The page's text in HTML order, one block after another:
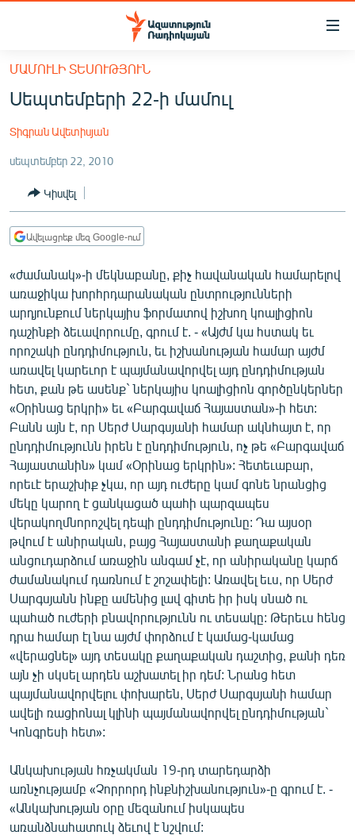
Մատչելիության
հիմնական
բովանդակությանը
հիմնական
մենյուին
ՀԱՅԱՍՏԱՆ
ՔԱՂԱՔԱԿԱՆ
ԸՆՏՐՈՒԹՅՈՒՆՆԵՐ 2026
ԻՐԱՎՈՒՆՔ
ՀԱՍԱՐԱԿՈՒԹՅՈՒՆ
ՂԱՐԱԲԱՂ
ՊԱՏԵՐԱԶՄԻ 6 ՇԱԲԱԹՆԵՐԸ
ՏԱՐԱԾԱՇՐՋԱՆ
ՄԻՋԱԶԳԱՅԻՆ
ՄՇԱԿՈՒՅԹ
ՍՊՈՐՏ
ՄԵԿՆԱԲԱՆՈՒԹՅՈՒՆ
ՏՏ ԵՒ ԻՆՏԵՐՆԵՏ
ԿՈՐՈՆԱՎԻՐՈՒՍ
ԱՐԽԻՎ
ՏԵՍԱՆՅՈՒԹԵՐ
ԲԱՆԱՎԵՃ
ՁԳՏԵԼՈՎ ԼԱՎԱԳՈՒՅՆԻՆ
ՓՈԴՔԱՍԹ
Հայերեն
English
ՀԵՏԵՎԵՔ ՄԵԶ
ՄԱՄՈՒԼԻ ՏԵՍՈՒԹՅՈՒՆ
Սեպտեմբերի 22-ի մամուլ
Տիգրան Ավետիսյան
սեպտեմբեր 22, 2010
Կիսվել
Ավելացրեք մեզ Google-ում
«ժամանակ»-ի մեկնաբանը, քիչ հավանական համարելով
առաջիկա խորհրդարանական ընտրությունների
արդյունքում ներկայիս ֆորմատով իշխող կոալիցիոն
դաշինքի ձեւավորումը, գրում է. - «Այժմ կա հստակ եւ
որոշակի ընդդիմություն, եւ իշխանության համար այժմ
առավել կարեւոր է պայմանավորվել այդ ընդդիմության
հետ, քան թե ասենք` ներկայիս կոալիցիոն գործընկերներ
«Օրինաց երկրի» եւ «Բարգավաճ Հայաստան»-ի հետ:
Բանն այն է, որ Սերժ Սարգսյանի համար ակնհայտ է, որ
ընդդիմությունն իրեն է ընդդիմություն, ոչ թե «Բարգավաճ
Հայաստանին» կամ «Օրինաց երկրին»: Հետեւաբար,
որեւէ երաշխիք չկա, որ այդ ուժերը կամ գոնե նրանցից
մեկը կարող է ցանկացած պահի պարզապես
վերակողմնորոշվել դեպի ընդդիմությունը: Դա այսօր
թվում է անիրական, բայց Հայաստանի քաղաքական
անցուդարձում առաջին անգամ չէ, որ անիրականը կարճ
ժամանակում դառնում է շոշափելի: Առավել եւս, որ Սերժ
Սարգսյանն ինքը ամենից լավ գիտե իր իսկ սնած ու
պահած ուժերի բնավորությունն ու տեսակը: Թերեւս հենց
դրա համար էլ նա այժմ փորձում է կամաց-կամաց
«վերացնել» այդ տեսակը քաղաքական դաշտից, քանի դեռ
այն չի սկսել արդեն աշխատել իր դեմ: Նրանց հետ
պայմանավորվելու փոխարեն, Սերժ Սարգսյանի համար
ավելի ռացիոնալ կլինի պայմանավորվել ընդդիմության`
Կոնգրեսի հետ»:
Անկախության հռչակման 19-րդ տարեդարձի
առնչությամբ «Չորրորդ ինքնիշխանություն»-ը գրում է. -
«Անկախության օրը մեզանում իսկապես
առանձնահատուկ ձեւով է նշվում: